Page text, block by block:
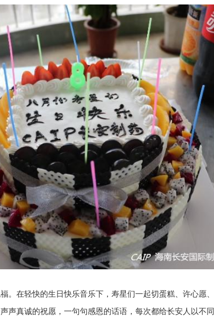
。在轻快的生日快乐音乐下，寿星们一起切蛋糕、许心愿
声真诚的祝愿，一句句感恩的话语，每次都给长安人以不同